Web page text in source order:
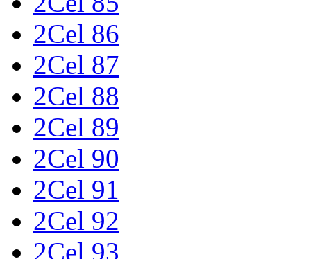
2Cel 86
2Cel 87
2Cel 88
2Cel 89
2Cel 90
2Cel 91
2Cel 92
2Cel 93